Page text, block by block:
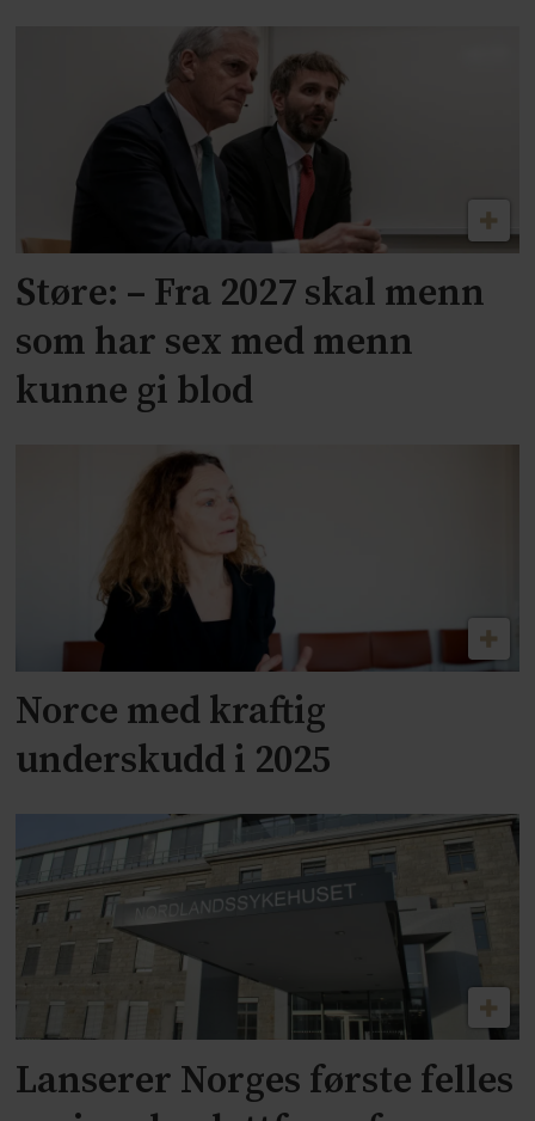
Støre: – Fra 2027 skal menn
som har sex med menn
kunne gi blod
Norce med kraftig
underskudd i 2025
Lanserer Norges første felles